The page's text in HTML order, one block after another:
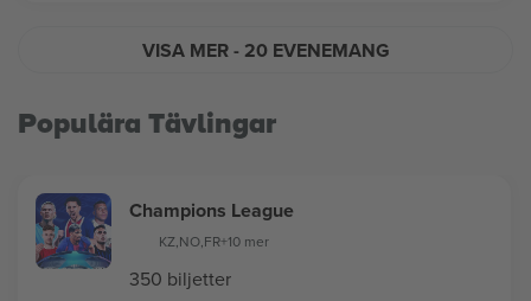
VISA MER- 20 EVENEMANG
Populära Tävlingar
Champions League
KZ,NO,FR+10 mer
350 biljetter